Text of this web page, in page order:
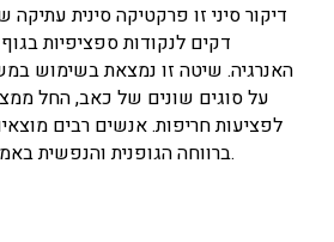
דיקור סיני זו פרקטיקה סינית
דקים לנקודות ספציפיות
האנרגיה. שיטה זו נמצאת בשימוש
על סוגים שונים של כאב, החל
לפציעות חריפות. אנשים רבים
ברווחה הגופנית והנפשית באמצעות טיפולים בדיקור.